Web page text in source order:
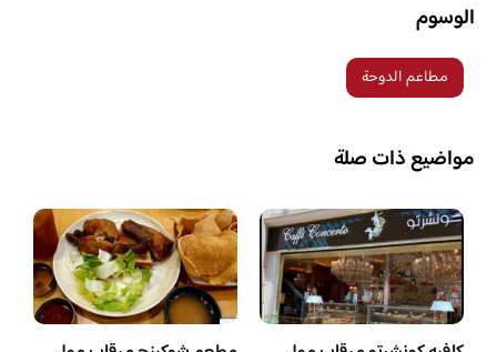
الوسوم
مطاعم الدوحة
مواضيع ذات صلة